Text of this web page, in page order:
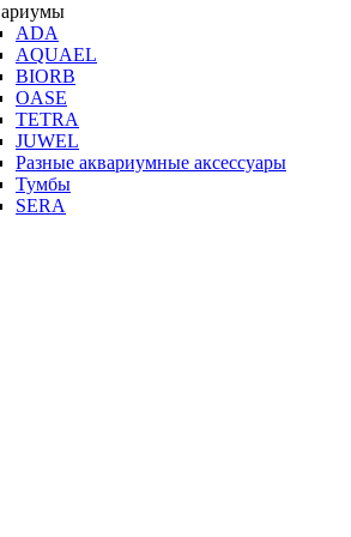
ADA
AQUAEL
BIORB
OASE
TETRA
JUWEL
Разные аквариумные аксессуары
Тумбы
SERA